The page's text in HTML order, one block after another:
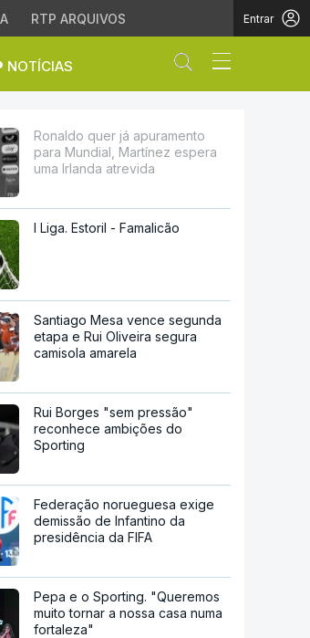
RTP ARQUIVOS Entrar
NOTÍCIAS Abrir campo
espera uma
Ronaldo quer já apuramento
para Mundial, Martínez espera
uma Irlanda atrevida
I Liga. Estoril - Famalicão
Santiago Mesa vence segunda
etapa e Rui Oliveira segura
camisola amarela
Rui Borges "sem pressão"
reconhece ambições do
Sporting
Federação norueguesa exige
demissão de Infantino da
presidência da FIFA
Pepa e o Sporting. "Queremos
muito tornar a nossa casa numa
fortaleza"